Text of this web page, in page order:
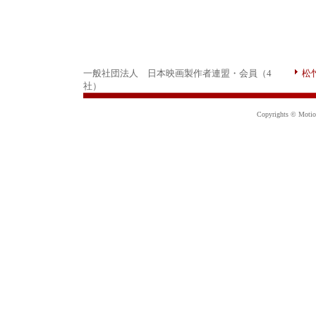
一般社団法人 日本映画製作者連盟・会員（4
社）
松
Copyrights ©